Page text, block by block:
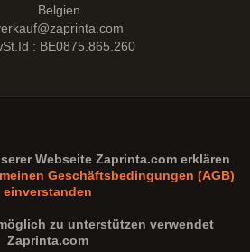
Belgien
: BE0875.865.260
Webseite Zaprinta.com erklären
Geschäftsbedingungen (AGB)
einverstanden
zu unterstützen verwendet
Zaprinta.com